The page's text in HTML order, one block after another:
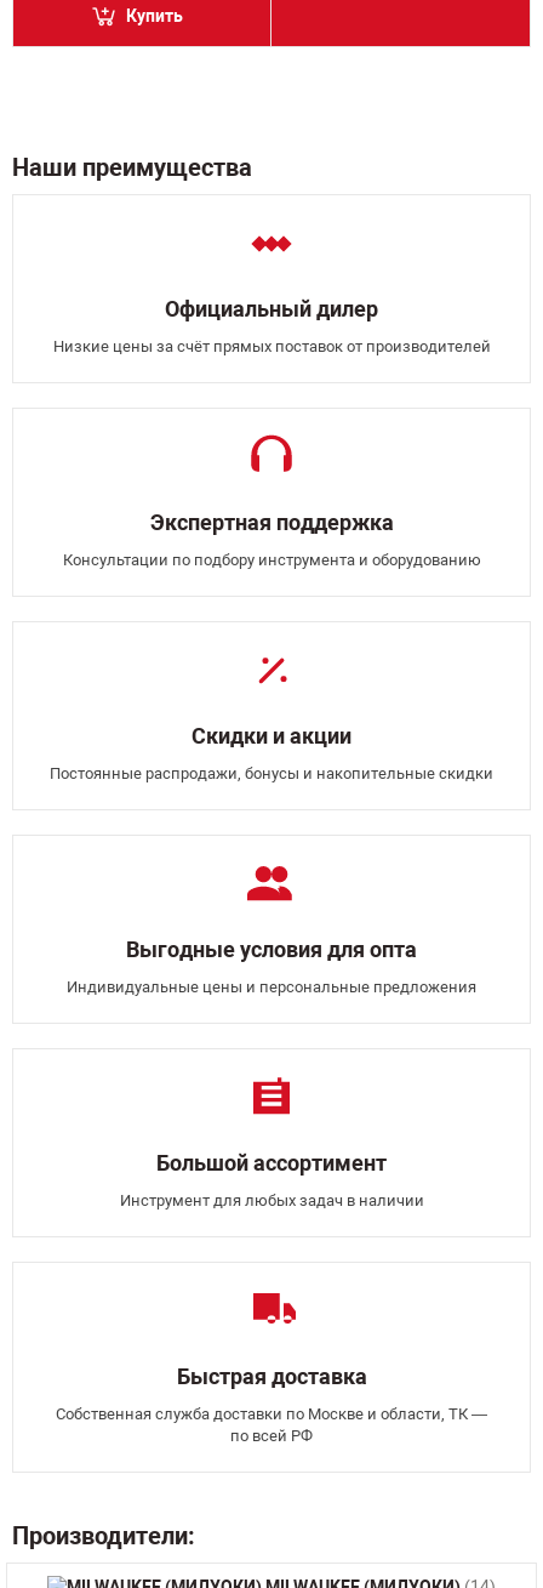
Купить
Наши преимущества
Официальный дилер
Низкие цены за счёт прямых поставок от производителей
Экспертная поддержка
Консультации по подбору инструмента и оборудованию
Скидки и акции
Постоянные распродажи, бонусы и накопительные скидки
Выгодные условия для опта
Индивидуальные цены и персональные предложения
Большой ассортимент
Инструмент для любых задач в наличии
Быстрая доставка
Собственная служба доставки по Москве и области, ТК —
по всей РФ
Производители: